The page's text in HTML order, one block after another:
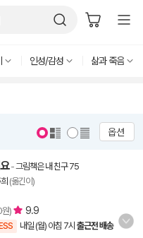
인성/감성 삶과 죽음
옵션
-그림책은 내 친구 75
(옮긴이)
) 9.9
내일 (월) 아침 7시 출근전 배송